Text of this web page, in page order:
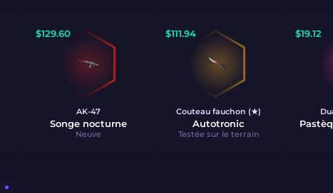
$129.60
AK-47
Songe nocturne
Neuve
$111.94
Couteau fauchon (★)
Autotronic
Testée sur le terrain
$19.12